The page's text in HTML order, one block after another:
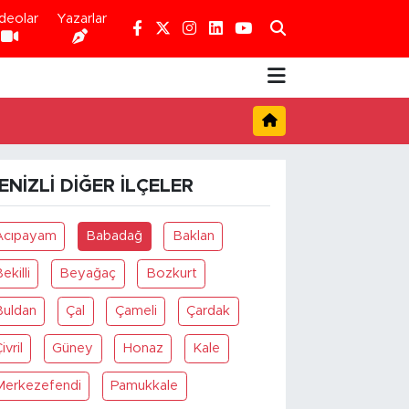
Yazarlar
DIĞER İLÇELER
Babadağ Baklan
Beyağaç Bozkurt
Çal Çameli Çardak
Güney Honaz Kale
Pamukkale